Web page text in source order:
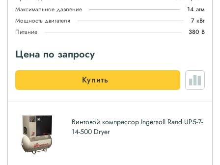
Максимальное давление
14 атм
Мощность двигателя
7 кВт
Питание
380 В
Цена по запросу
Купить
Винтовой компрессор Ingersoll Rand UP5-7-
14-500 Dryer